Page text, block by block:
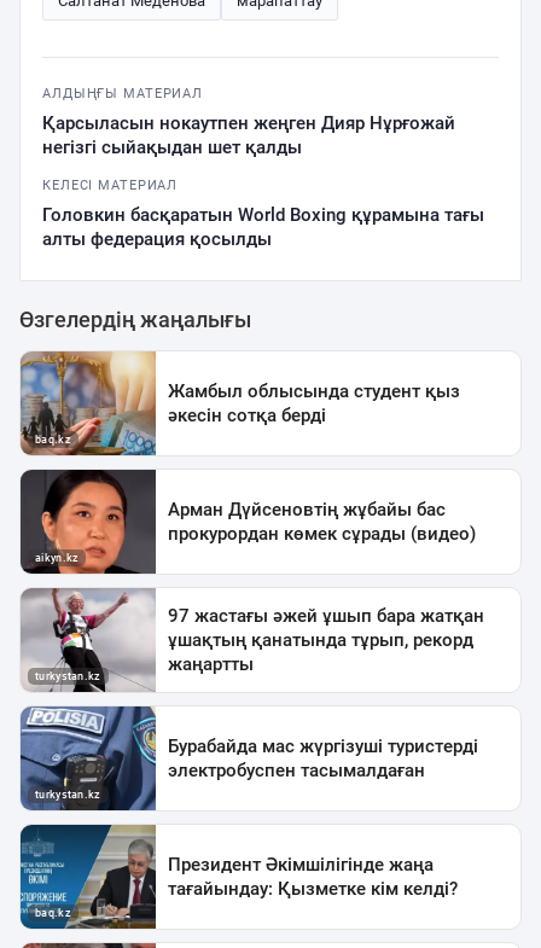
АЛДЫҢҒЫ МАТЕРИАЛ
Қарсыласын нокаутпен жеңген Дияр Нұрғожай
негізгі сыйақыдан шет қалды
КЕЛЕСІ МАТЕРИАЛ
Головкин басқаратын World Boxing құрамына тағы
алты федерация қосылды